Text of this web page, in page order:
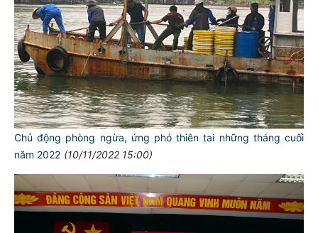
Chủ động phòng ngừa, ứng phó thiên tai những tháng cuối
năm 2022 (10/11/2022 15:00)